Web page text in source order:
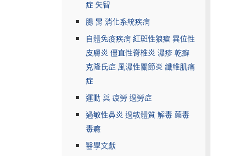
症 失智
腸 胃 消化系統疾病
自體免疫疾病 紅斑性狼瘡 異位性
皮膚炎 僵直性脊椎炎 濕疹 乾癬
克隆氏症 風濕性關節炎 纖維肌痛
症
運動 與 疲勞 過勞症
過敏性鼻炎 過敏體質 解毒 藥毒
毒癮
醫學文獻